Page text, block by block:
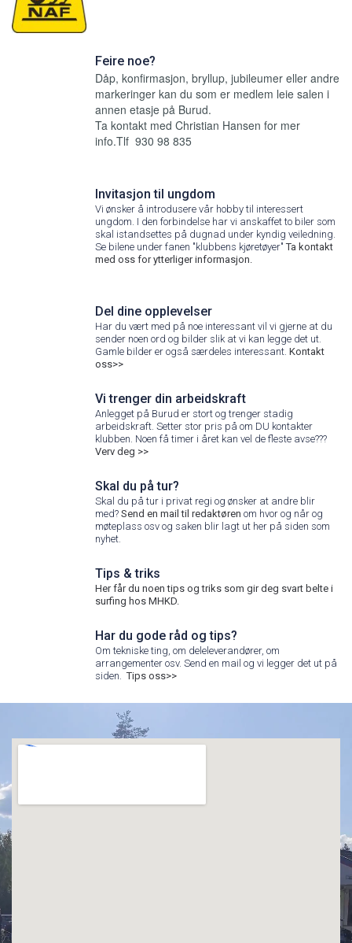
Feire noe?
Dåp, konfirmasjon, bryllup, jubileumer eller andre
markeringer kan du som er medlem leie salen i
annen etasje på Burud.
Ta kontakt med Christian Hansen for mer
info.Tlf 930 98 835
Invitasjon til ungdom
Vi ønsker å introdusere vår hobby til interessert
ungdom. I den forbindelse har vi anskaffet to biler som
skal istandsettes på dugnad under kyndig veiledning.
Se bilene under fanen "klubbens kjøretøyer"Ta kontakt
med oss for ytterliger informasjon.
Del dine opplevelser
Har du vært med på noe interessant vil vi gjerne at du
sender noen ord og bilder slik at vi kan legge det ut.
Gamle bilder er også særdeles interessant. Kontakt
oss>>
Vi trenger din arbeidskraft
Anlegget på Burud er stort og trenger stadig
arbeidskraft. Setter stor pris på om DU kontakter
klubben. Noen få timer i året kan vel de fleste avse???
Verv deg >>
Skal du på tur?
Skal du på tur i privat regi og ønsker at andre blir
med? Send en mail til redaktøren om hvor og når og
møteplass osv og saken blir lagt ut her på siden som
nyhet.
Tips & triks
Her får du noen tips og triks som gir deg svart belte i
surfing hos MHKD.
Har du gode råd og tips?
Om tekniske ting, om deleleverandører, om
arrangementer osv. Send en mail og vi legger det ut på
siden.Tips oss>>